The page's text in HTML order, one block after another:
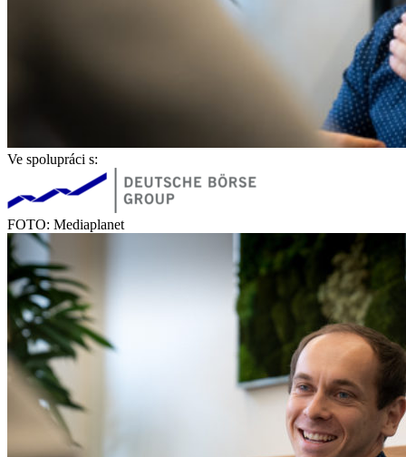
Ve spolupráci s:
FOTO: Mediaplanet